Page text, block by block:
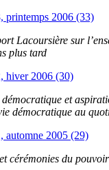
printemps 2006 (33)
Lacoursière sur
plus tard
hiver 2006 (30)
et
démocratique au
automne 2005 (29)
cérémonies du